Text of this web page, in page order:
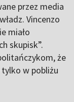
przez media
Vincenzo
miało
skupisk”.
że
w pobliżu